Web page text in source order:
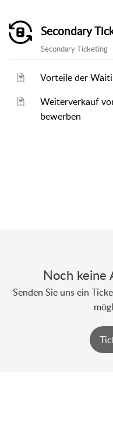
Secondary
Secondary Ticketing
Vorteile der
Weiterverkauf
bewerben
Noch keine
Senden Sie uns ein